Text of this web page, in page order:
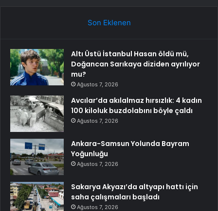
Son Eklenen
Altı Üstü İstanbul Hasan öldü mü,
Doğancan Sarıkaya diziden ayrılıyor
mu?
Ağustos 7, 2026
Avcılar’da akılalmaz hırsızlık: 4 kadın
100 kiloluk buzdolabını böyle çaldı
Ağustos 7, 2026
Ankara-Samsun Yolunda Bayram
Yoğunluğu
Ağustos 7, 2026
Sakarya Akyazı’da altyapı hattı için
saha çalışmaları başladı
Ağustos 7, 2026